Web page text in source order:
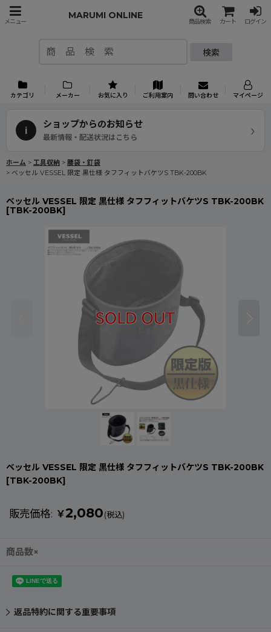
メニュー
MARUMI ONLINE
商品検索 カート ログイン
検索
カテゴリ メーカー お気に入り ご利用案内 問い合わせ マイページ
i
ショップからのお知らせ
最新情報・配送状況はこちら ›
ホーム > 工具収納 > 腰袋・釘袋
> ベッセル VESSEL 限定 黒仕様 タフフィットバケツS TBK-200BK
ベッセル VESSEL 限定 黒仕様 タフフィットバケツS TBK-200BK
[TBK-200BK]
ベッセル VESSEL 限定 黒仕様 タフフィットバケツS TBK-200BK
[TBK-200BK]
販売価格: ￥2,080(税込)
商品数×
返品特約に関する重要事項